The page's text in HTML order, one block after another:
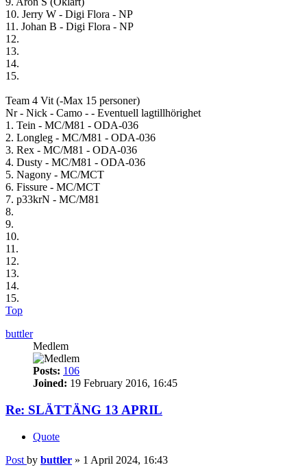
10. Jerry W - Digi Flora - NP
11. Johan B - Digi Flora - NP
12.
13.
14.
15.
Team 4 Vit (-Max 15 personer)
Nr - Nick - Camo - - Eventuell lagtillhörighet
1. Tein - MC/M81 - ODA-036
2. Longleg - MC/M81 - ODA-036
3. Rex - MC/M81 - ODA-036
4. Dusty - MC/M81 - ODA-036
5. Nagony - MC/MCT
6. Fissure - MC/MCT
7. p33krN - MC/M81
8.
9.
10.
11.
12.
13.
14.
15.
Top
buttler
Medlem
Posts: 106
Joined: 19 February 2016, 16:45
Re: SLÄTTÄNG 13 APRIL
Quote
Post by buttler » 1 April 2024, 16:43